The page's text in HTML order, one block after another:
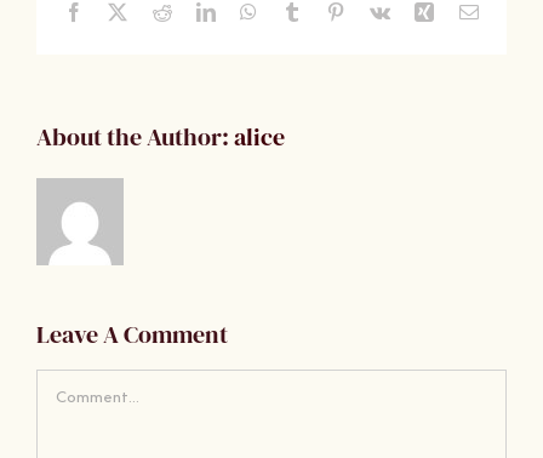
Facebook RedditLinkedInWhatsApp
Tumblr Pinterest
Vk Xing Email
About the Author:alice
Leave A Comment
Comment